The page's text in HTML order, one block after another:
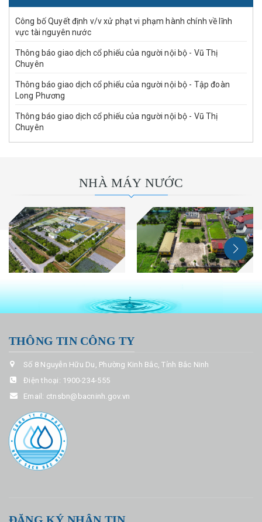
Công bố Quyết định v/v xử phạt vi phạm hành chính về lĩnh
vực tài nguyên nước
Thông báo giao dịch cổ phiếu của người nội bộ - Vũ Thị
Chuyên
Thông báo giao dịch cổ phiếu của người nội bộ - Tập đoàn
Long Phương
Thông báo giao dịch cổ phiếu của người nội bộ - Vũ Thị
Chuyên
NHÀ MÁY NƯỚC
THÔNG TIN CÔNG TY
Số 8 Nguyễn Hữu Du, Phường Kinh Bắc, Tỉnh Bắc Ninh
Điện thoại: 1900-234-555
Email: ctnsbn@bacninh.gov.vn